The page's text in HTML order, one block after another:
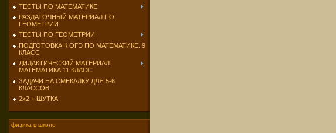
ТЕСТЫ ПО МАТЕМАТИКЕ
РАЗДАТОЧНЫЙ МАТЕРИАЛ ПО
ГЕОМЕТРИИ
ТЕСТЫ ПО ГЕОМЕТРИИ
ПОДГОТОВКА К ОГЭ ПО МАТЕМАТИКЕ. 9
КЛАСС
ДИДАКТИЧЕСКИЙ МАТЕРИАЛ.
МАТЕМАТИКА 11 КЛАСС
ЗАДАЧИ НА СМЕКАЛКУ ДЛЯ 5-6
КЛАССОВ
2х2 + ШУТКА
физика в школе